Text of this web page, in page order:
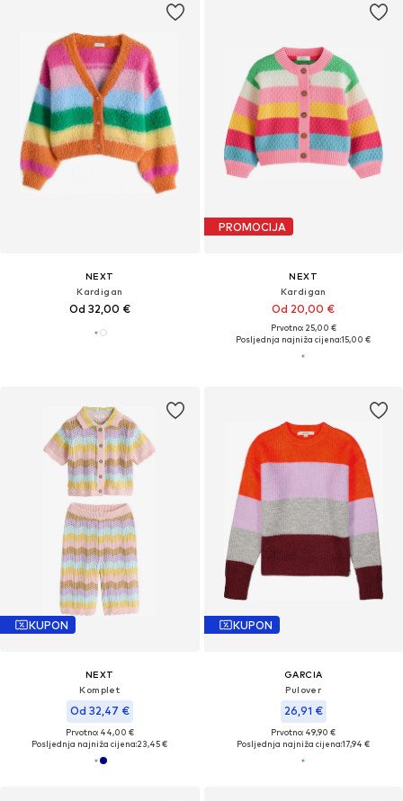
NEXT
Kardigan
Od 32,00 €
PROMOCIJA
NEXT
Kardigan
Od 20,00 €
Prvotno: 25,00 €
Posljednja najniža cijena:15,00 €
KUPON
NEXT
Komplet
Od 32,47 €
Prvotno: 44,00 €
Posljednja najniža cijena:23,45 €
KUPON
GARCIA
Pulover
26,91 €
Prvotno: 49,90 €
Posljednja najniža cijena:17,94 €